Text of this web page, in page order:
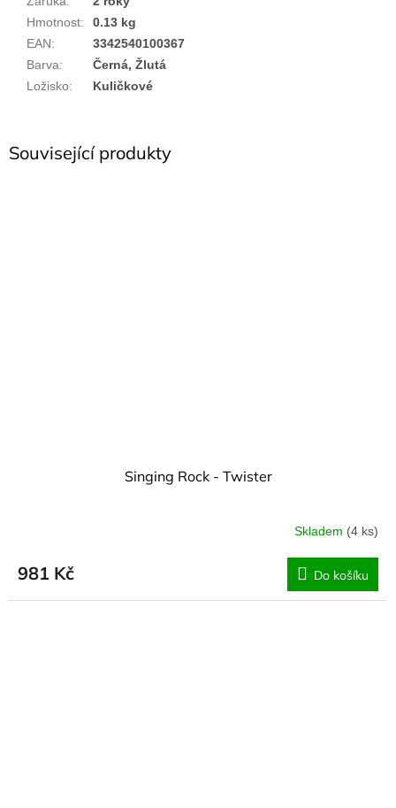
Související produkty
Singing Rock - Twister
Skladem (4 ks)
981 Kč Do košíku
Hmotnost:
0.13 kg
EAN:
3342540100367
Barva:
Černá, Žlutá
Ložisko: Kuličkové